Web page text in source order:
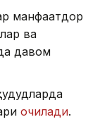
манфаатдор
ва
давом
очилади.